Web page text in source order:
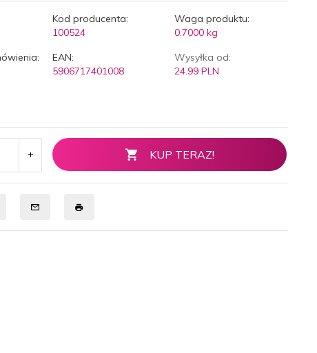
Kod producenta:
100524
Waga produktu:
0.7000 kg
EAN:
5906717401008
Wysyłka od:
24.99 PLN
KUP TERAZ!